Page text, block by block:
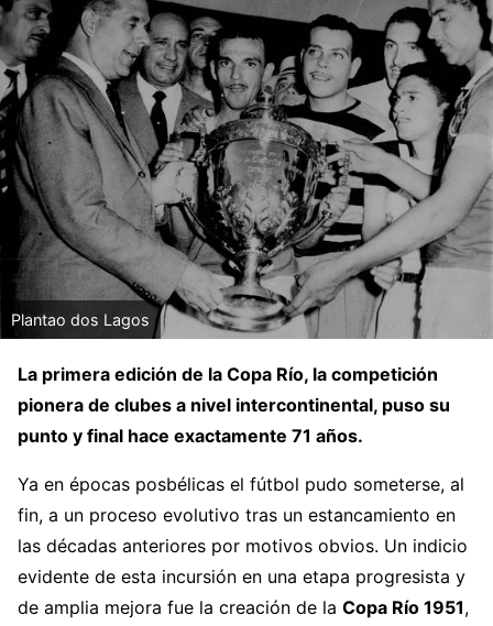
Plantao dos Lagos
La primera edición de la Copa Río, la competición
pionera de clubes a nivel intercontinental, puso su
punto y final hace exactamente 71 años.
Ya en épocas posbélicas el fútbol pudo someterse, al
fin, a un proceso evolutivo tras un estancamiento en
las décadas anteriores por motivos obvios. Un indicio
evidente de esta incursión en una etapa progresista y
de amplia mejora fue la creación de la Copa Río 1951,